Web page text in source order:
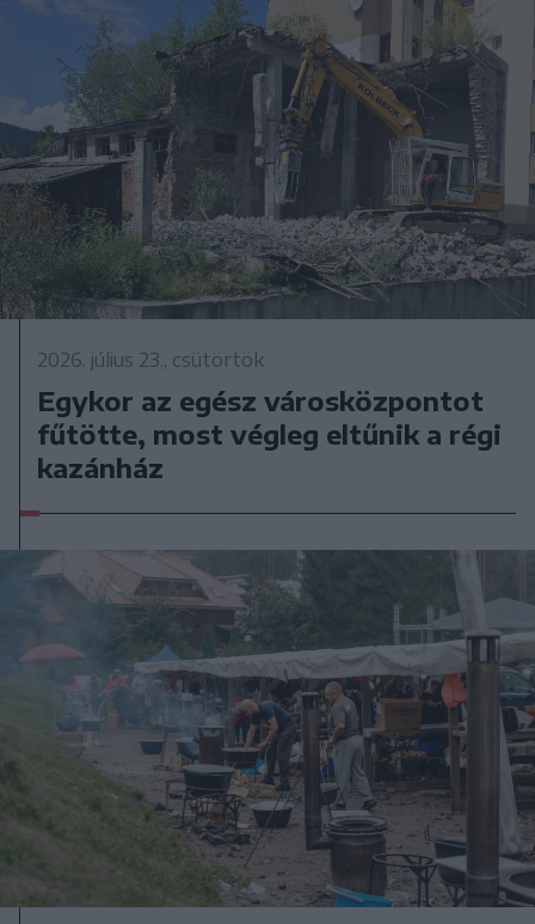
2026. július 23., csütörtök
Egykor az egész városközpontot
fűtötte, most végleg eltűnik a régi
kazánház